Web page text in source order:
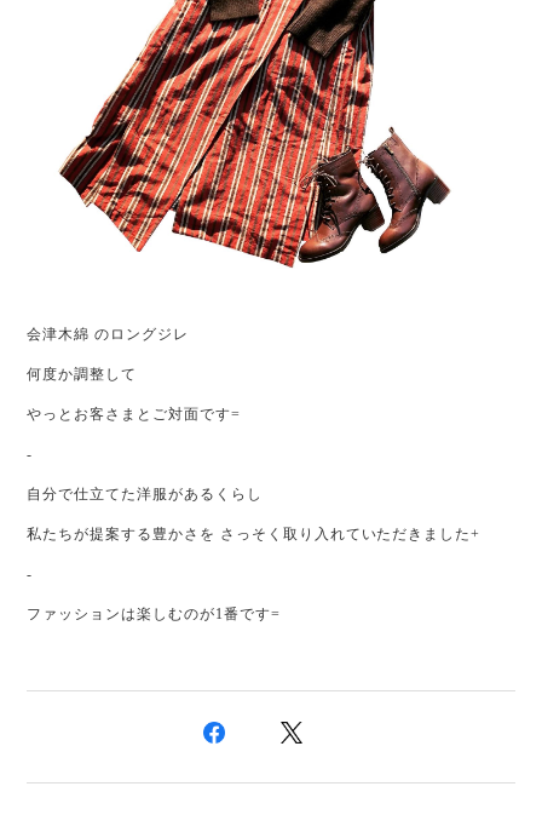
会津木綿 のロングジレ
何度か調整して
やっとお客さまとご対面です=
-
自分で仕立てた洋服があるくらし
私たちが提案する豊かさを さっそく取り入れていただきました+
-
ファッションは楽しむのが1番です=